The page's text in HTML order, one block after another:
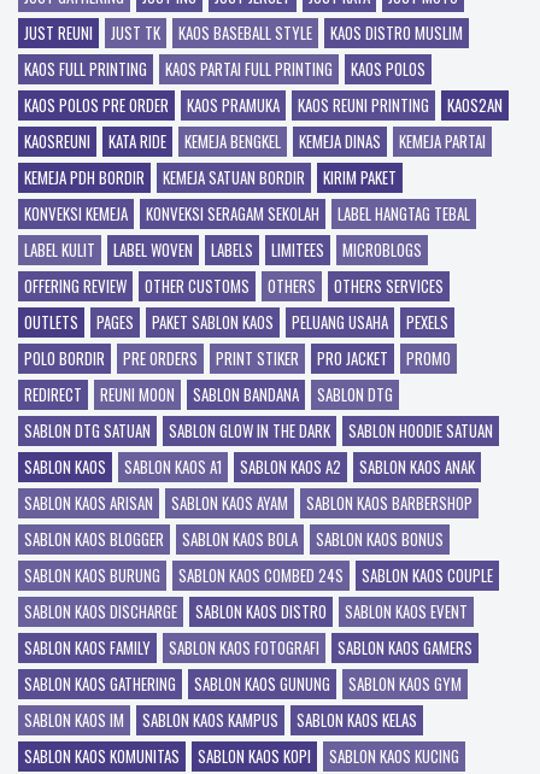
JUST REUNI
JUST TK KAOS BASEBALL STYLE
KAOS DISTRO MUSLIM
KAOS FULL PRINTING
KAOS PARTAI FULL PRINTING
KAOS POLOS
KAOS POLOS PRE ORDER
KAOS PRAMUKA KAOS REUNI PRINTING
KAOS2AN
KAOSREUNI
KATA RIDE KEMEJA BENGKEL KEMEJA DINAS
KEMEJA PARTAI
KEMEJA PDH BORDIR
KEMEJA SATUAN BORDIR
KIRIM PAKET
KONVEKSI KEMEJA
KONVEKSI SERAGAM SEKOLAH
LABEL HANGTAG TEBAL
LABEL KULIT
LABEL WOVEN LABELS LIMITEES
MICROBLOGS
OFFERING REVIEW
OTHER CUSTOMS OTHERS
OTHERS SERVICES
OUTLETS
PAGES PAKET SABLON KAOS PELUANG USAHA
PEXELS
POLO BORDIR
PRE ORDERS PRINT STIKER PRO JACKET
PROMO
REDIRECT
REUNI MOON SABLON BANDANA
SABLON DTG
SABLON DTG SATUAN
SABLON GLOW IN THE DARK
SABLON HOODIE SATUAN
SABLON KAOS
SABLON KAOS A1 SABLON KAOS A2
SABLON KAOS ANAK
SABLON KAOS ARISAN
SABLON KAOS AYAM
SABLON KAOS BARBERSHOP
SABLON KAOS BLOGGER
SABLON KAOS BOLA
SABLON KAOS BONUS
SABLON KAOS BURUNG
SABLON KAOS COMBED 24S
SABLON KAOS COUPLE
SABLON KAOS DISCHARGE
SABLON KAOS DISTRO
SABLON KAOS EVENT
SABLON KAOS FAMILY
SABLON KAOS FOTOGRAFI
SABLON KAOS GAMERS
SABLON KAOS GATHERING
SABLON KAOS GUNUNG
SABLON KAOS GYM
SABLON KAOS IM
SABLON KAOS KAMPUS
SABLON KAOS KELAS
SABLON KAOS KOMUNITAS
SABLON KAOS KOPI
SABLON KAOS KUCING